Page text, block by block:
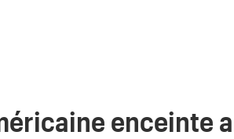
enceinte a